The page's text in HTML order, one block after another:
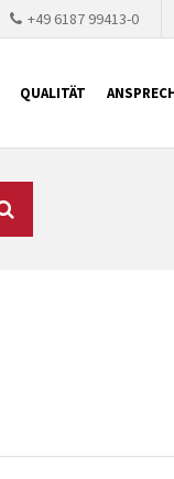
+49 6187 99413-0
QUALITÄT